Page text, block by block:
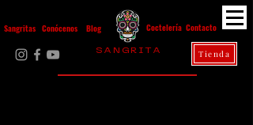
Sangritas Conócenos Contacto
Blog Coctelería
Tienda
S A N G R I T A